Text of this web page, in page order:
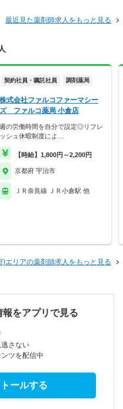
最近見た薬剤師求人をもっと見る
契約社員・嘱託社員 調剤薬局
株式会社ファルコファーマシー
ズ ファルコ薬局 小倉店
週の労働時間を自分で設定◎リフレ
ッシュ休暇制度によ…
【時給】1,800円～2,200円
京都府 宇治市
ＪＲ奈良線 ＪＲ小倉駅 他
)エリアの薬剤師求人をもっと見る
をアプリで見る
さない
ツを配信中
ールする